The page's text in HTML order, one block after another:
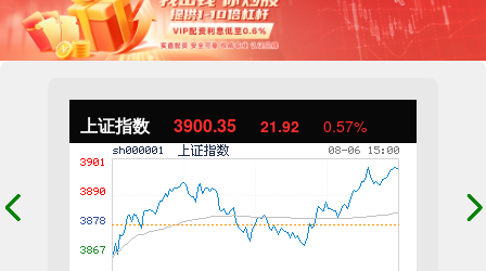
上证指数 3900.35 21.92 0.57%